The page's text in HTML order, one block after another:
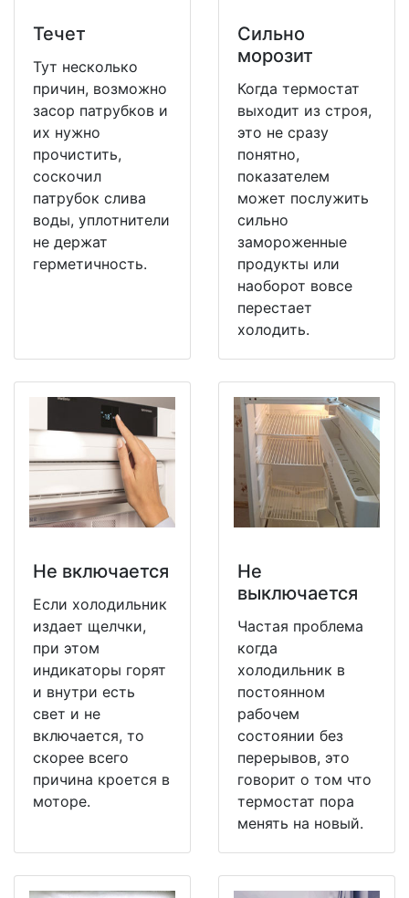
Течет
Тут несколько
причин, возможно
засор патрубков и
их нужно
прочистить,
соскочил
патрубок слива
воды, уплотнители
не держат
герметичность.
Сильно
морозит
Когда термостат
выходит из строя,
это не сразу
понятно,
показателем
может послужить
сильно
замороженные
продукты или
наоборот вовсе
перестает
холодить.
Не включается
Если холодильник
издает щелчки,
при этом
индикаторы горят
и внутри есть
свет и не
включается, то
скорее всего
причина кроется в
моторе.
Не
выключается
Частая проблема
когда
холодильник в
постоянном
рабочем
состоянии без
перерывов, это
говорит о том что
термостат пора
менять на новый.